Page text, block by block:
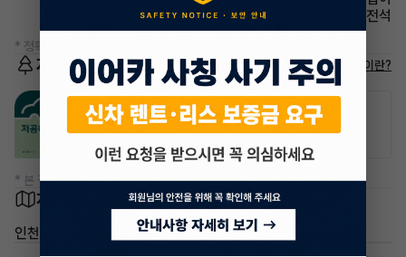
에어백 운전석
* 정확한 정보는 판매자와 반드시 확인하시기 바랍니다.
저공해차량 정보 저공해차량이란?
공항주차장
50% 할인
공영주차장
50% 할인
* 본 정보는 지자체마다 다를 수 있으니 실제 정보와 확인해 주세요.
차량 위치
인천 연수구 송도동